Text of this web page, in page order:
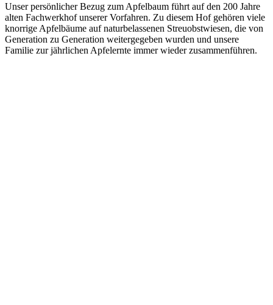
Unser persönlicher Bezug zum Apfelbaum führt auf den 200 Jahre
alten Fachwerkhof unserer Vorfahren. Zu diesem Hof gehören viele
knorrige Apfelbäume auf naturbelassenen Streuobstwiesen, die von
Generation zu Generation weitergegeben wurden und unsere
Familie zur jährlichen Apfelernte immer wieder zusammenführen.